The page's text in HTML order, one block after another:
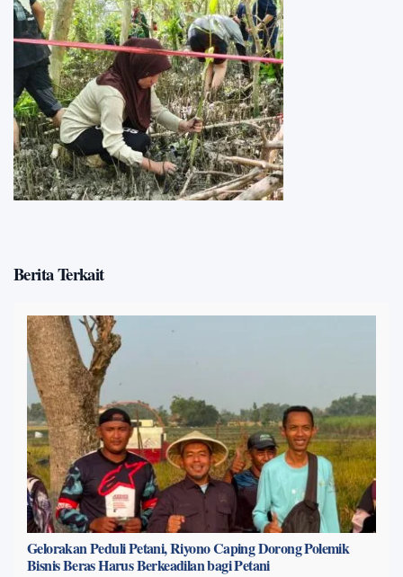
Berita Terkait
Gelorakan Peduli Petani, Riyono Caping Dorong Polemik
Bisnis Beras Harus Berkeadilan bagi Petani